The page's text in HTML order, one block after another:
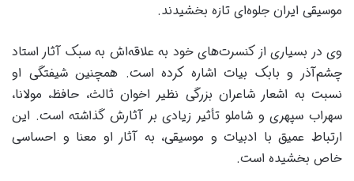
موسیقی ایران جلوه‌ای تازه بخشیدند.
وی در بسیاری از کنسرت‌های خود به علاقه‌اش به سبک آثار استاد
چشم‌آذر و بابک بیات اشاره کرده است. همچنین شیفتگی او
نسبت به اشعار شاعران بزرگی نظیر اخوان ثالث، حافظ، مولانا،
سهراب سپهری و شاملو تأثیر زیادی بر آثارش گذاشته است. این
ارتباط عمیق با ادبیات و موسیقی، به آثار او معنا و احساسی
خاص بخشیده است.